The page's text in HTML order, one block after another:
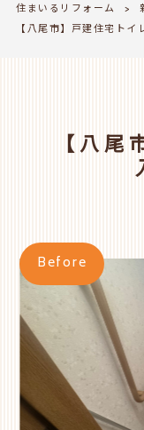
住まいるリフォーム >
【八尾市】戸建住宅トイ
【八
Before